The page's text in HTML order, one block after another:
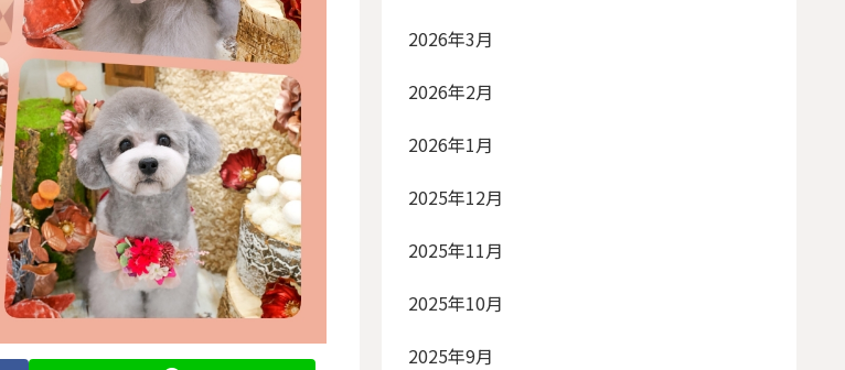
2026年3月
2026年2月
2026年1月
2025年12月
2025年11月
2025年10月
2025年9月